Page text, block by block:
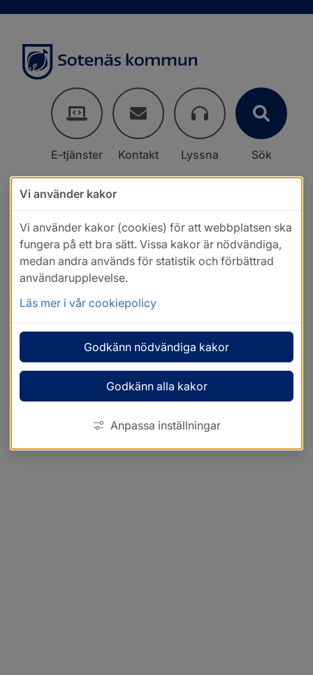
E-tjänster Kontakt Lyssna Sök
Vi använder kakor
Vi använder kakor (cookies) för att webbplatsen ska
fungera på ett bra sätt. Vissa kakor är nödvändiga,
medan andra används för statistik och förbättrad
användarupplevelse.
Läs mer i vår cookiepolicy
Godkänn nödvändiga kakor
Godkänn alla kakor
Anpassa inställningar